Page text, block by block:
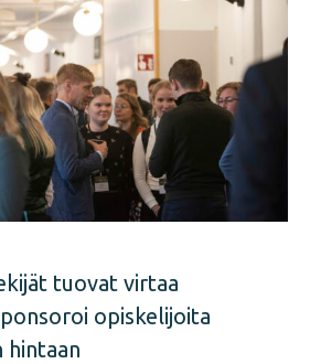
tuovat virtaa
opiskelijoita
hintaan